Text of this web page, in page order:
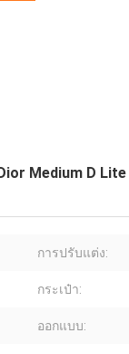
Medium D Lite
การปรับแต่ง:
กระเป๋า:
ออกแบบ: